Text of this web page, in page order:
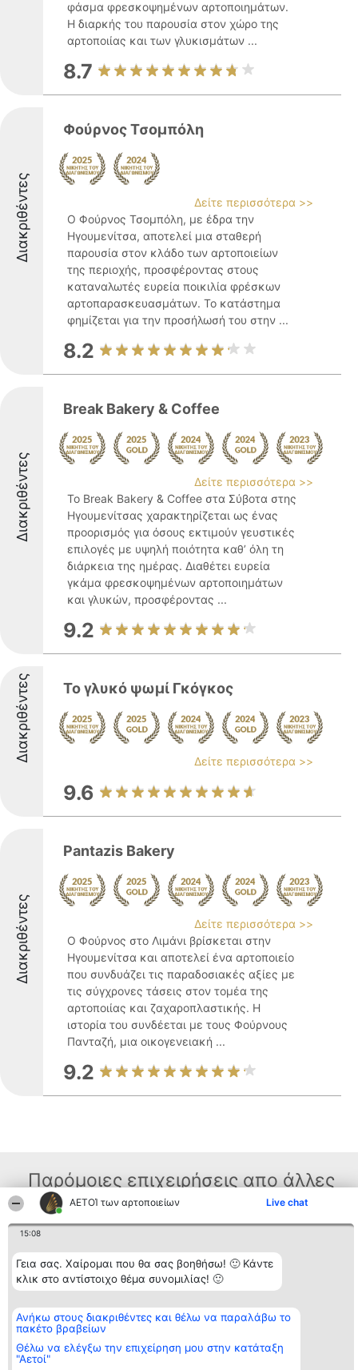
ΑΕΤΟΊ των αρτοποιείων Live chat
15:08
Γεια σας. Χαίρομαι που θα σας βοηθήσω! 🙂 Κάντε
κλικ στο αντίστοιχο θέμα συνομιλίας! 🙂
Ανήκω στους διακριθέντες και θέλω να παραλάβω το
πακέτο βραβείων
Θέλω να ελέγξω την επιχείρηση μου στην κατάταξη
"Αετοί"
φάσμα φρεσκοψημένων αρτοποιημάτων.
Η διαρκής του παρουσία στον χώρο της
αρτοποιίας και των γλυκισμάτων ...
8.7
Διακριθέντες
Φούρνος Τσομπόλη
Δείτε περισσότερα >>
Ο Φούρνος Τσομπόλη, με έδρα την
Ηγουμενίτσα, αποτελεί μια σταθερή
παρουσία στον κλάδο των αρτοποιείων
της περιοχής, προσφέροντας στους
καταναλωτές ευρεία ποικιλία φρέσκων
αρτοπαρασκευασμάτων. Το κατάστημα
φημίζεται για την προσήλωσή του στην ...
8.2
Διακριθέντες
Break Bakery & Coffee
Δείτε περισσότερα >>
Το Break Bakery & Coffee στα Σύβοτα στης
Ηγουμενίτσας χαρακτηρίζεται ως ένας
προορισμός για όσους εκτιμούν γευστικές
επιλογές με υψηλή ποιότητα καθ’ όλη τη
διάρκεια της ημέρας. Διαθέτει ευρεία
γκάμα φρεσκοψημένων αρτοποιημάτων
και γλυκών, προσφέροντας ...
9.2
Διακριθέντες Το γλυκό ψωμί Γκόγκος
Δείτε περισσότερα >>
9.6
Διακριθέντες
Pantazis Bakery
Δείτε περισσότερα >>
Ο Φούρνος στο Λιμάνι βρίσκεται στην
Ηγουμενίτσα και αποτελεί ένα αρτοποιείο
που συνδυάζει τις παραδοσιακές αξίες με
τις σύγχρονες τάσεις στον τομέα της
αρτοποιίας και ζαχαροπλαστικής. Η
ιστορία του συνδέεται με τους Φούρνους
Πανταζή, μια οικογενειακή ...
9.2
Παρόμοιες επιχειρήσεις απο άλλες
περιοχές
Διοργανωτής της
κατάταξης
BEAUTIFUL COMPANY
ΤΗΛ. ΕΠΙΚΟΙΝΩΝΙΑΣ:
2104128019
email:
aetoi@beautifulcompany.co
Κατάταξη
Διακριθέντες
Λίστα όλων
διακριθέντων
Μεθοδολογία
προϋποθέσεις
ΠΟΛΙΤΙΚΗ
Επικοινωνία